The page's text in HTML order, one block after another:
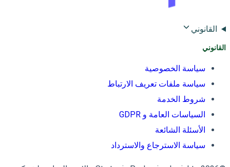
القانوني
القانوني
سياسة الخصوصية
سياسة ملفات تعريف الارتباط
شروط الخدمة
السياسات العامة و GDPR
الأسئلة الشائعة
سياسة الاسترجاع والاسترداد